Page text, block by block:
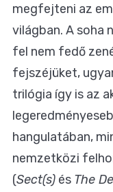
megfejteni az
világban. A soha
fel nem fedő
fejszéjüket,
trilógia így is az
hangulatában,
nemzetközi
(Sect(s) és The